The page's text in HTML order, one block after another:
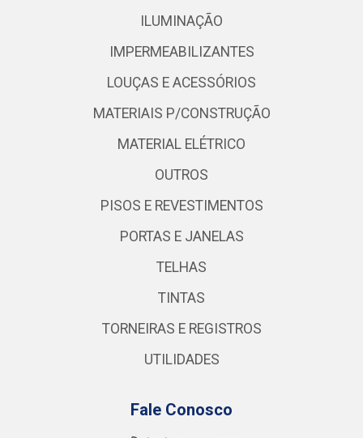
ILUMINAÇÃO
IMPERMEABILIZANTES
LOUÇAS E ACESSÓRIOS
MATERIAIS P/CONSTRUÇÃO
MATERIAL ELÉTRICO
OUTROS
PISOS E REVESTIMENTOS
PORTAS E JANELAS
TELHAS
TINTAS
TORNEIRAS E REGISTROS
UTILIDADES
Fale Conosco